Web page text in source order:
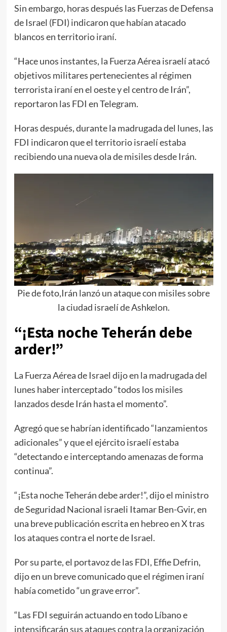
Sin embargo, horas después las Fuerzas de Defensa
de Israel (FDI) indicaron que habían atacado
blancos en territorio iraní.
“Hace unos instantes, la Fuerza Aérea israelí atacó
objetivos militares pertenecientes al régimen
terrorista iraní en el oeste y el centro de Irán”,
reportaron las FDI en Telegram.
Horas después, durante la madrugada del lunes, las
FDI indicaron que el territorio israelí estaba
recibiendo una nueva ola de misiles desde Irán.
Pie de foto,Irán lanzó un ataque con misiles sobre
la ciudad israelí de Ashkelon.
“¡Esta noche Teherán debe
arder!”
La Fuerza Aérea de Israel dijo en la madrugada del
lunes haber interceptado “todos los misiles
lanzados desde Irán hasta el momento”.
Agregó que se habrían identificado “lanzamientos
adicionales” y que el ejército israelí estaba
“detectando e interceptando amenazas de forma
continua”.
“¡Esta noche Teherán debe arder!”, dijo el ministro
de Seguridad Nacional israeli Itamar Ben-Gvir, en
una breve publicación escrita en hebreo en X tras
los ataques contra el norte de Israel.
Por su parte, el portavoz de las FDI, Effie Defrin,
dijo en un breve comunicado que el régimen iraní
había cometido “un grave error”.
“Las FDI seguirán actuando en todo Líbano e
intensificarán sus ataques contra la organización